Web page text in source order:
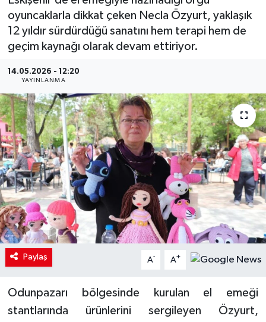
oyuncaklarla dikkat çeken Necla Özyurt, yaklaşık
12 yıldır sürdürdüğü sanatını hem terapi hem de
geçim kaynağı olarak devam ettiriyor.
14.05.2026 - 12:20
YAYINLANMA
Paylaş A- A+
Odunpazarı bölgesinde kurulan el emeği
stantlarında ürünlerini sergileyen Özyurt,
Son Dakika Haberleri
Haber Arşivi